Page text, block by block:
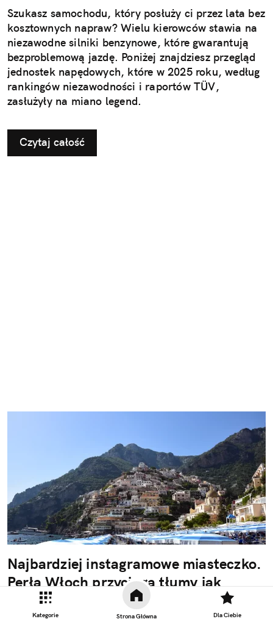
Kategorie Strona Główna Dla Ciebie
Szukasz samochodu, który posłuży ci przez lata bez
kosztownych napraw? Wielu kierowców stawia na
niezawodne silniki benzynowe, które gwarantują
bezproblemową jazdę. Poniżej znajdziesz przegląd
jednostek napędowych, które w 2025 roku, według
rankingów niezawodności i raportów TÜV,
zasłużyły na miano legend.
Czytaj całość
Najbardziej instagramowe miasteczko.
Perła Włoch przyciąga tłumy jak
magnes